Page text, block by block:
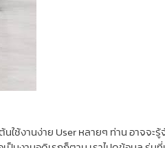
ช้งานง่าย User หลายๆ ท่าน อาจจ